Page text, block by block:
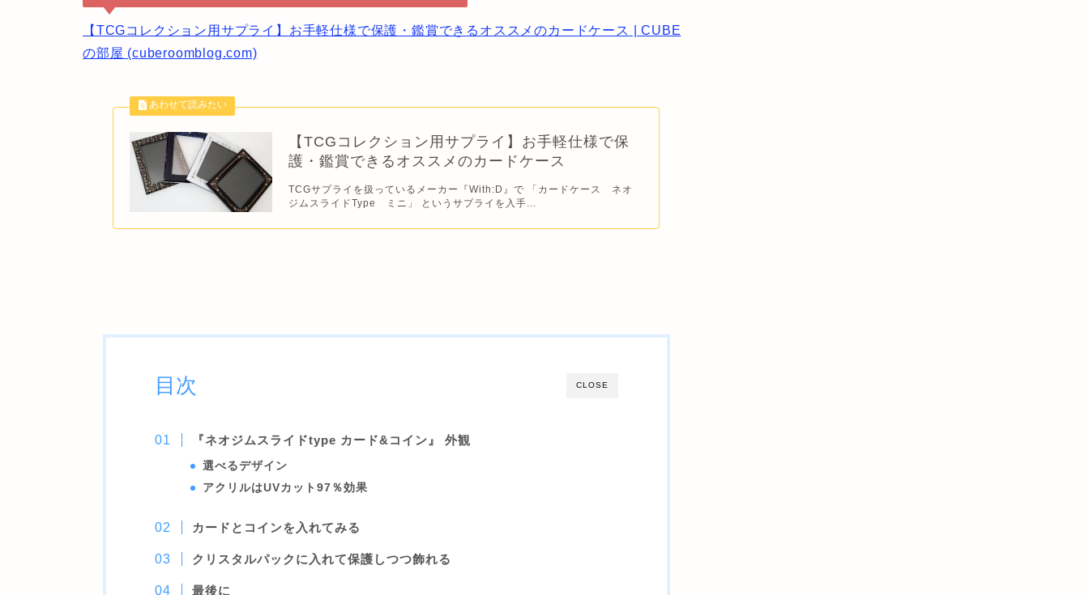
【TCGコレクション用サプライ】お手軽仕様で保護・鑑賞できるオススメのカードケース | CUBE
の部屋 (cuberoomblog.com)
【TCGコレクション用サプライ】お手軽仕様で保
護・鑑賞できるオススメのカードケース
TCGサプライを扱っているメーカー『With:D』で 「カードケース ネオ
ジムスライドType ミニ」 というサプライを入手...
CLOSE
目次
『ネオジムスライドtype カード&コイン』 外観
選べるデザイン
アクリルはUVカット97％効果
カードとコインを入れてみる
クリスタルパックに入れて保護しつつ飾れる
最後に